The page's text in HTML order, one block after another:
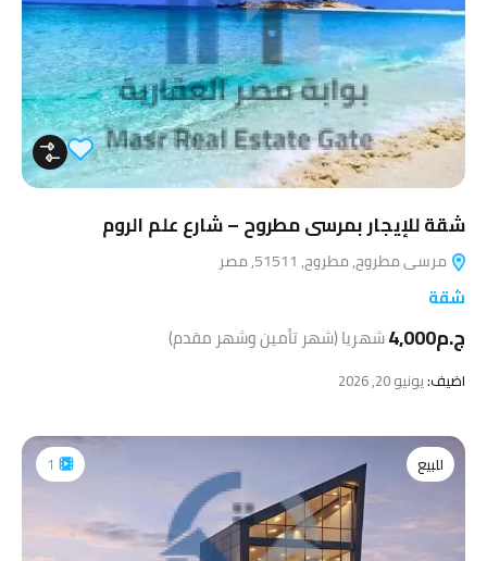
شقة للإيجار بمرسى مطروح – شارع علم الروم
مرسى مطروح, مطروح, 51511, مصر
شقة
ج.م4,000 شهريا (شهر تأمين وشهر مقدم)
اضيف:يونيو 20, 2026
للبيع 1